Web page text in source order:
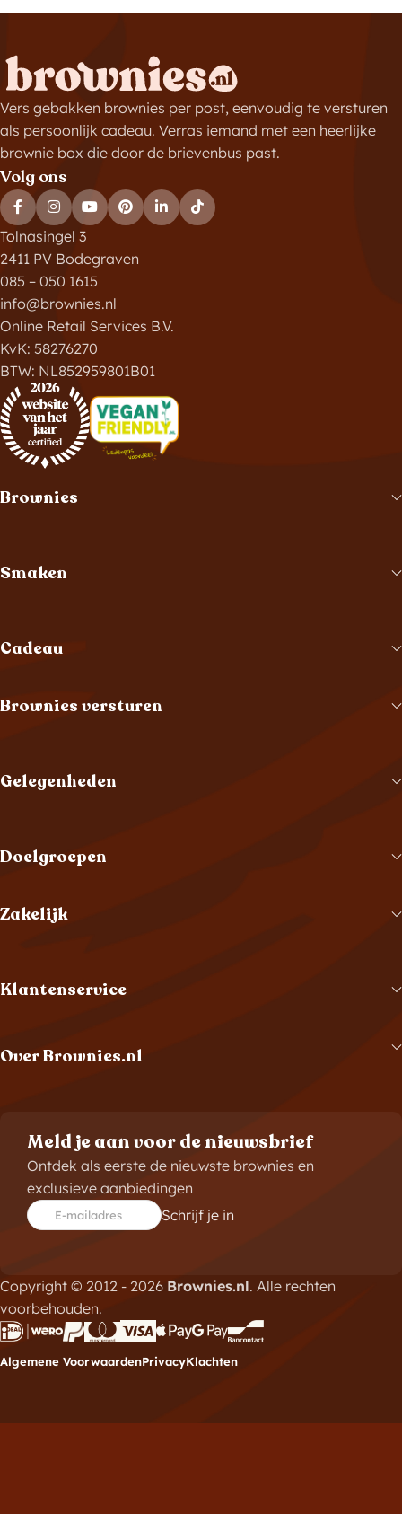
Vers gebakken brownies per post, eenvoudig te versturen
als persoonlijk cadeau. Verras iemand met een heerlijke
brownie box die door de brievenbus past.
Volg ons
Tolnasingel 3
2411 PV Bodegraven
085 – 050 1615
info@brownies.nl
Online Retail Services B.V.
KvK: 58276270
BTW: NL852959801B01
Brownies
Smaken
Cadeau
Brownies versturen
Gelegenheden
Doelgroepen
Zakelijk
Klantenservice
Over Brownies.nl
Meld je aan voor de nieuwsbrief
Ontdek als eerste de nieuwste brownies en
exclusieve aanbiedingen
E-mailadres Schrijf je in
Copyright © 2012 - 2026 Brownies.nl. Alle rechten
voorbehouden.
Algemene VoorwaardenPrivacyKlachten